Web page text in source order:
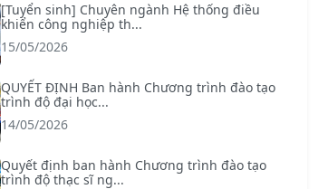
[Tuyển sinh] Chuyên ngành Hệ thống điều
khiển công nghiệp th...
15/05/2026
QUYẾT ĐỊNH Ban hành Chương trình đào tạo
trình độ đại học...
14/05/2026
Quyết định ban hành Chương trình đào tạo
trình độ thạc sĩ ng...